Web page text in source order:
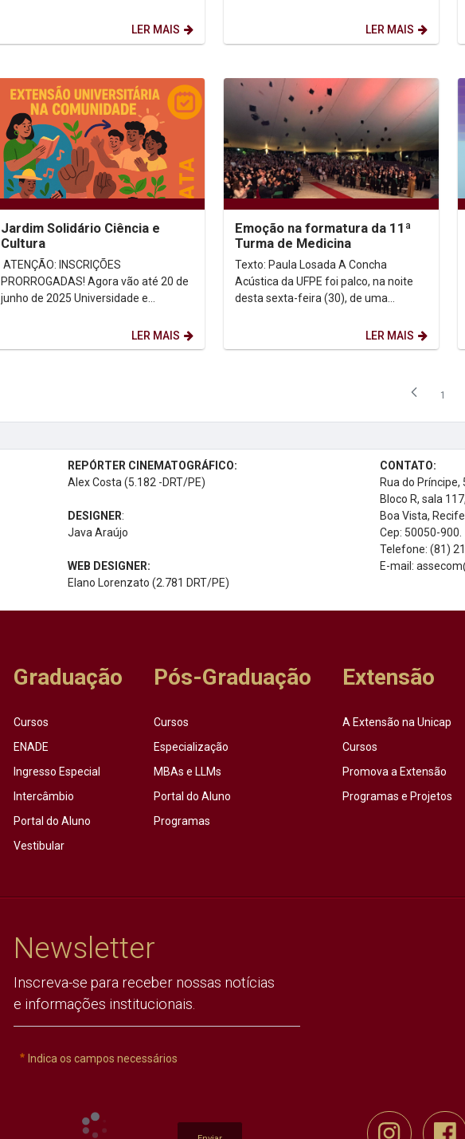
LER MAIS
LER MAIS
Jardim Solidário Ciência e
Cultura
ATENÇÃO: INSCRIÇÕES
PRORROGADAS! Agora vão até 20 de
junho de 2025 Universidade e
transformação social real! Objetivo...
LER MAIS
Emoção na formatura da 11ª
Turma de Medicina
Texto: Paula Losada A Concha
Acústica da UFPE foi palco, na noite
desta sexta-feira (30), de uma
LER MAIS
1
REPÓRTER CINEMATOGRÁFICO:
Alex Costa (5.182 -DRT/PE)
DESIGNER:
Java Araújo
WEB DESIGNER:
Elano Lorenzato (2.781 DRT/PE)
CONTATO:
Rua do Príncipe,
Bloco R, sala 117,
Boa Vista,
Cep: 50050-900.
Telefone: (81)
E-mail:
Graduação
Cursos
ENADE
Ingresso Especial
Intercâmbio
Portal do Aluno
Vestibular
Pós-Graduação
Cursos
Especialização
MBAs e LLMs
Portal do Aluno
Programas
Extensão
A Extensão na Unicap
Cursos
Promova a Extensão
Programas e Projetos
Newsletter
Inscreva-se para receber nossas notícias
e informações institucionais.
Indica os campos necessários